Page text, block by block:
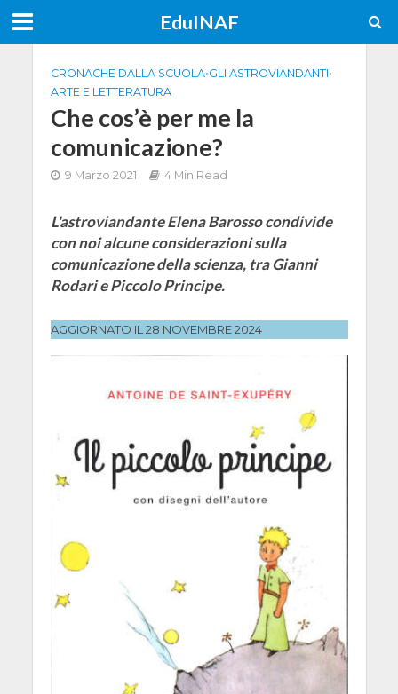
EduINAF
CRONACHE DALLA SCUOLA•GLI ASTROVIANDANTI•
ARTE E LETTERATURA
Che cos’è per me la
comunicazione?
9 Marzo 2021 4 Min Read
L'astroviandante Elena Barosso condivide
con noi alcune considerazioni sulla
comunicazione della scienza, tra Gianni
Rodari e Piccolo Principe.
AGGIORNATO IL 28 NOVEMBRE 2024